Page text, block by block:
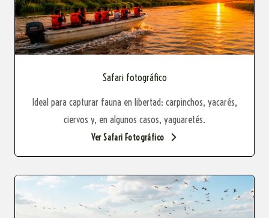
Safari fotográfico
Ideal para capturar fauna en libertad: carpinchos, yacarés,
ciervos y, en algunos casos, yaguaretés.
Ver Safari Fotográfico